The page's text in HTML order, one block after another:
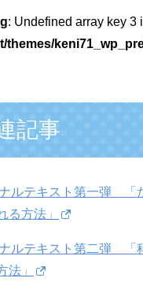
: Undefined array key 3
themes/
記事
ルテキスト第一弾 「
る方法」
ルテキスト第二弾 「
法」